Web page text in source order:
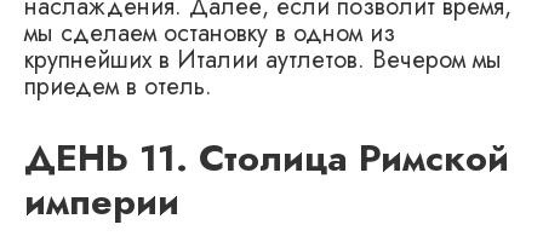
мы сделаем остановку в одном из
крупнейших в Италии аутлетов. Вечером мы
приедем в отель.
ДЕНЬ 11. Столица Римской
империи